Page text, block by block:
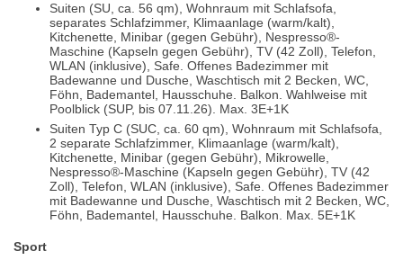
Suiten (SU, ca. 56 qm), Wohnraum mit Schlafsofa,
separates Schlafzimmer, Klimaanlage (warm/kalt),
Kitchenette, Minibar (gegen Gebühr), Nespresso®-
Maschine (Kapseln gegen Gebühr), TV (42 Zoll), Telefon,
WLAN (inklusive), Safe. Offenes Badezimmer mit
Badewanne und Dusche, Waschtisch mit 2 Becken, WC,
Föhn, Bademantel, Hausschuhe. Balkon. Wahlweise mit
Poolblick (SUP, bis 07.11.26). Max. 3E+1K
Suiten Typ C (SUC, ca. 60 qm), Wohnraum mit Schlafsofa,
2 separate Schlafzimmer, Klimaanlage (warm/kalt),
Kitchenette, Minibar (gegen Gebühr), Mikrowelle,
Nespresso®-Maschine (Kapseln gegen Gebühr), TV (42
Zoll), Telefon, WLAN (inklusive), Safe. Offenes Badezimmer
mit Badewanne und Dusche, Waschtisch mit 2 Becken, WC,
Föhn, Bademantel, Hausschuhe. Balkon. Max. 5E+1K
Sport